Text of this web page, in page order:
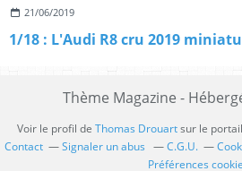
21/06/2019
1/18 : L'Audi R8 cru 2019
Thème Magazine -
Voir le profil de Thomas Drouartsur le
Contact
Signaler un abus C.G.U.
Préférences